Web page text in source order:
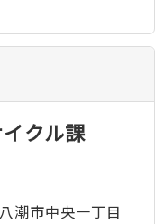
クル課
潮市中央一丁目